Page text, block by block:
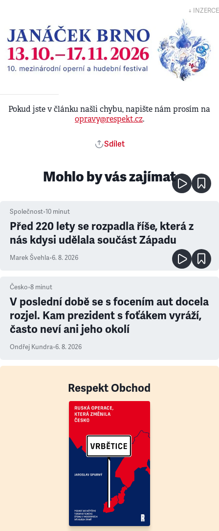
↓ INZERCE
Pokud jste v článku našli chybu, napište nám prosím na
opravy@respekt.cz.
Sdílet
Mohlo by vás zajímat
Společnost•10 minut
Před 220 lety se rozpadla říše, která z
nás kdysi udělala součást Západu
Marek Švehla•6. 8. 2026
Česko•8 minut
V poslední době se s focením aut docela
rozjel. Kam prezident s foťákem vyráží,
často neví ani jeho okolí
Ondřej Kundra•6. 8. 2026
Respekt Obchod